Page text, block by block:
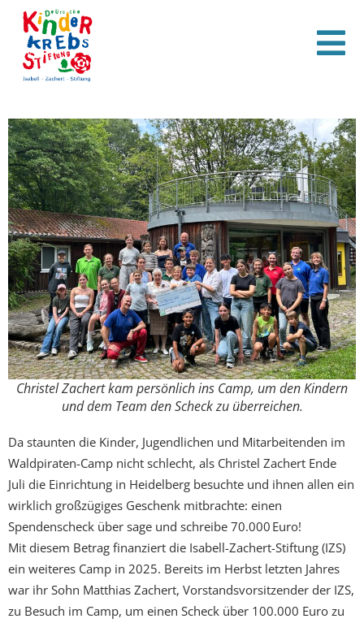
Subtext:
Christel Zachert kam persönlich ins Camp, um den Kindern
und dem Team den Scheck zu überreichen.
Da staunten die Kinder, Jugendlichen und Mitarbeitenden im
Waldpiraten-Camp nicht schlecht, als Christel Zachert Ende
Juli die Einrichtung in Heidelberg besuchte und ihnen allen ein
wirklich großzügiges Geschenk mitbrachte: einen
Spendenscheck über sage und schreibe 70.000 Euro!
Mit diesem Betrag finanziert die Isabell-Zachert-Stiftung (IZS)
ein weiteres Camp in 2025. Bereits im Herbst letzten Jahres
war ihr Sohn Matthias Zachert, Vorstandsvorsitzender der IZS,
zu Besuch im Camp, um einen Scheck über 100.000 Euro zu